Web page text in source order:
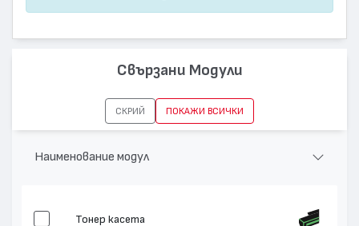
Свързани Модули
СКРИЙ ПОКАЖИ ВСИЧКИ
Наименование модул
Тонер касета